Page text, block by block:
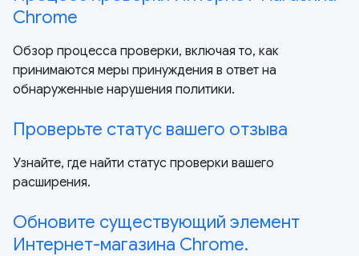
Chrome
Обзор процесса проверки, включая то, как
принимаются меры принуждения в ответ на
обнаруженные нарушения политики.
Проверьте статус вашего отзыва
Узнайте, где найти статус проверки вашего
расширения.
Обновите существующий элемент
Интернет-магазина Chrome.